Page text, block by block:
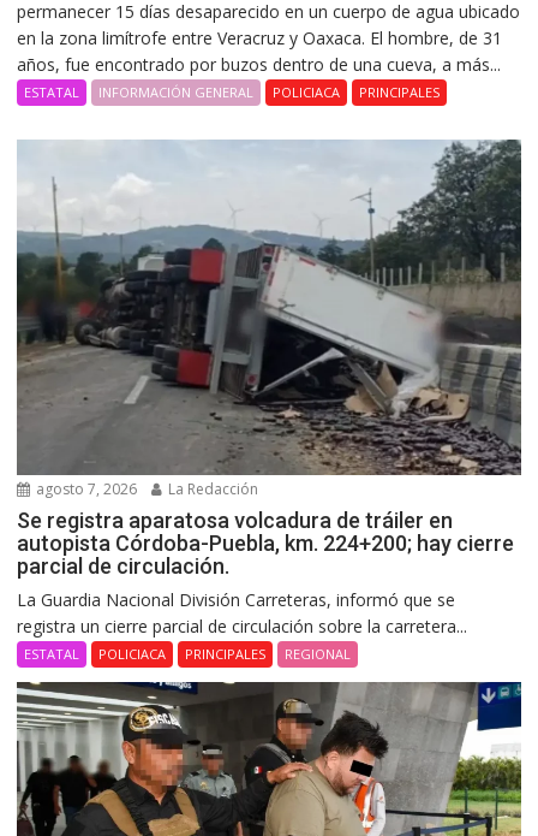
permanecer 15 días desaparecido en un cuerpo de agua ubicado
en la zona limítrofe entre Veracruz y Oaxaca. El hombre, de 31
años, fue encontrado por buzos dentro de una cueva, a más...
ESTATAL INFORMACIÓN GENERAL POLICIACA PRINCIPALES
agosto 7, 2026 La Redacción
Se registra aparatosa volcadura de tráiler en
autopista Córdoba-Puebla, km. 224+200; hay cierre
parcial de circulación.
La Guardia Nacional División Carreteras, informó que se
registra un cierre parcial de circulación sobre la carretera...
ESTATAL POLICIACA PRINCIPALES REGIONAL